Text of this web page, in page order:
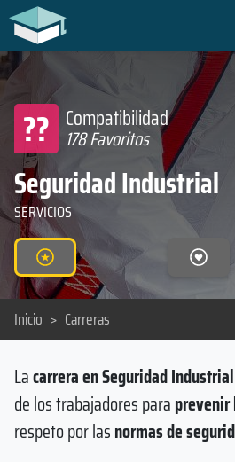
Seguridad Industrial
Compatibilidad
178 Favoritos
??
SERVICIOS
Inicio > Carreras
Lacarrera en Seguridad Industrial
de los trabajadores para
respeto por lasnormas de